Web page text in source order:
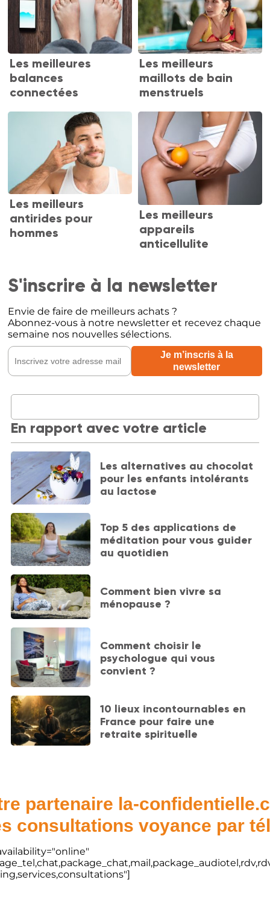
Les meilleures
balances
connectées
Les meilleurs
maillots de bain
menstruels
Les meilleurs
antirides pour
hommes
Les meilleurs
appareils
anticellulite
S'inscrire à la newsletter
Envie de faire de meilleurs achats ?
Abonnez-vous à notre newsletter et recevez chaque
semaine nos nouvelles sélections.
En rapport avec votre article
Les alternatives au chocolat
pour les enfants intolérants
au lactose
Top 5 des applications de
méditation pour vous guider
au quotidien
Comment bien vivre sa
ménopause ?
Comment choisir le
psychologue qui vous
convient ?
10 lieux incontournables en
France pour faire une
retraite spirituelle
partenaire la-
consultations voyance par